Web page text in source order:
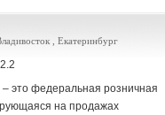
, Екатеринбург
это федеральная розничная
на продажах